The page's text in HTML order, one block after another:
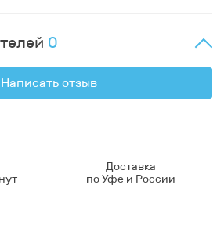
0
Написать отзыв
Доставка
по Уфе и России